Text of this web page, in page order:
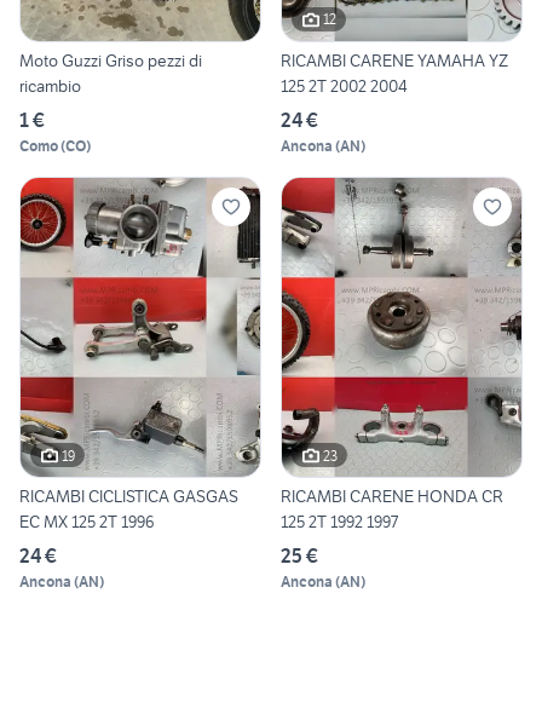
Moto Guzzi Griso pezzi di
ricambio
1 €
Como(CO)
12
RICAMBI CARENE YAMAHA YZ
125 2T 2002 2004
24 €
Ancona (AN)
19
RICAMBI CICLISTICA GASGAS
EC MX 125 2T 1996
24 €
Ancona (AN)
23
RICAMBI CARENE HONDA CR
125 2T 1992 1997
25 €
Ancona (AN)